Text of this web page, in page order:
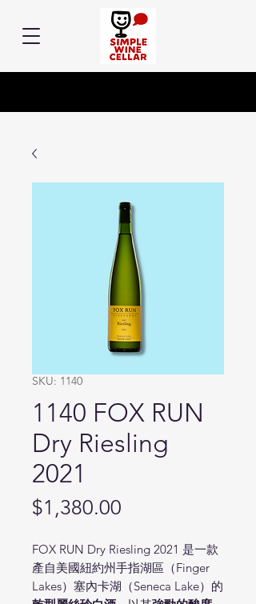
SKU: 1140
1140 FOX RUN
Dry Riesling
2021
$1,380.00
FOX RUN Dry Riesling 2021 是一款
產自美國紐約州手指湖區（Finger
Lakes）塞內卡湖（Seneca Lake）的